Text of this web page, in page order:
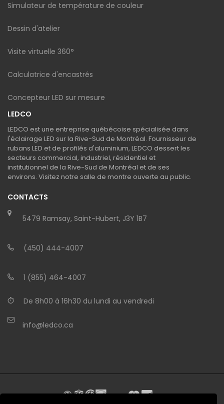
Simulateur de température de couleur
Dessin d'atelier
Visite virtuelle 360°
Calculatrice d'encastrés
Concepteur LED sur mesure
LEDCO
LEDCO est une entreprise québécoise spécialisée dans
l'éclairage LED sur la Rive-Sud de Montréal. Fournisseur de
rubans LED et de profilés d'aluminium, LEDCO dessert les
secteurs commercial, industriel, résidentiel et
institutionnel de la Rive-Sud de Montréal et de ses
environs. Visitez notre salle de montre ouverte au public.
CONTACTS
5479 Ramsay, Saint-Hubert, J3Y 1B7
(450) 444-4007
1 (855) 464-4007
De 8h00 à 16h30 du lundi au vendredi
info@ledco.ca